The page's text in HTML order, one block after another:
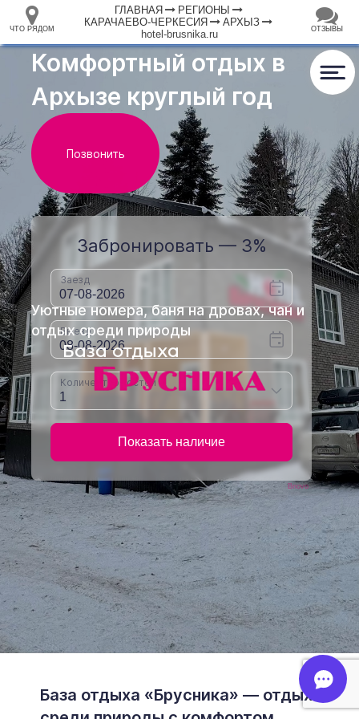
ОТЗЫВЫ
ЧТО РЯДОМ
ГЛАВНАЯ
РЕГИОНЫ
КАРАЧАЕВО-ЧЕРКЕСИЯ
АРХЫЗ
hotel-brusnika.ru
Гостиница "Брусника"
Инфраструктура
Автопарковка (21)
Автостанция, автовокзал (1)
Вокзал, станция (11)
Горный приют (2)
Гостевой дом (24)
Кафе (21)
Магазин (12)
Место для пикника (7)
Мотель (13)
Плавательный бассейн (2)
Полицейский участок (2)
Ресторан (12)
Смотровая площадка (4)
Спортивный центр (1)
Станция канатной дороги (3)
Фастфуд (3)
Фонтан (1)
Автопрокат (2)
Стоянка такси (1)
Исторические объекты
Природные объекты
Вершина горы, холма (12)
Источник (2)
Перевал (2)
ЧТО
РЯДОМ
+
–
⤢
2 км
33.105265 68.973718